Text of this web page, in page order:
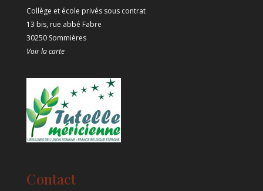
Collège et école privés sous contrat
13 bis, rue abbé Fabre
30250 Sommières
Voir la carte
Contact